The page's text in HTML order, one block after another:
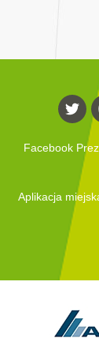
Facebook
Aplikacja